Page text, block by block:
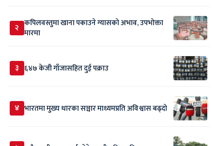
२ कपिलवस्तुमा खाना पकाउने ग्यासको अभाव, उपभोक्ता
मारमा
३ ६४७ केजी गाँजासहित दुई पक्राउ
४ भारतमा मुख्य धारका सञ्चार माध्यमप्रति अविश्वास बढ्दो